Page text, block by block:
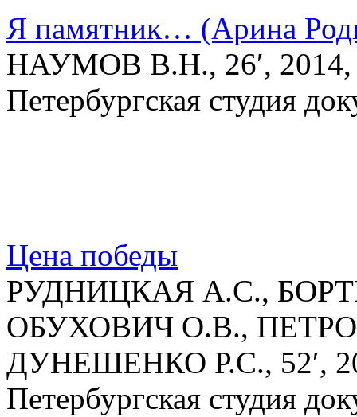
Я памятник… (Арина
НАУМОВ В.Н., 26′,
Петербургская студия
Цена победы
РУДНИЦКАЯ А.С.,
ОБУХОВИЧ О.В.,
ДУНЕШЕНКО Р.С., 52′,
Петербургская студия